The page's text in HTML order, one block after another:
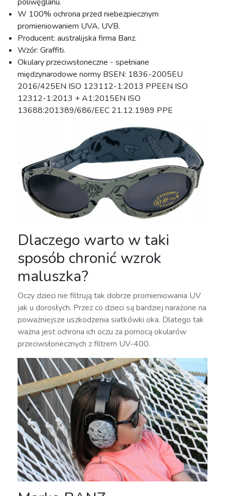
W 100% ochrona przed niebezpiecznym
promieniowaniem UVA, UVB.
Producent: australijska firma Banz.
Wzór: Graffiti.
Okulary przeciwsłoneczne - spełniane
międzynarodowe normy BSEN: 1836-2005EU
2016/425EN ISO 123112-1:2013 PPEEN ISO
12312-1:2013 + A1:2015EN ISO
13688:201389/686/EEC 21.12.1989 PPE
Dlaczego warto w taki
sposób chronić wzrok
maluszka?
Oczy dzieci nie filtrują tak dobrze promieniowania UV
jak u dorosłych. Przez co dzieci są bardziej narażone na
poważniejsze uszkodzenia siatkówki oka. Dlatego tak
ważna jest ochrona ich oczu za pomocą okularów
przeciwsłonecznych z filtrem UV-400.